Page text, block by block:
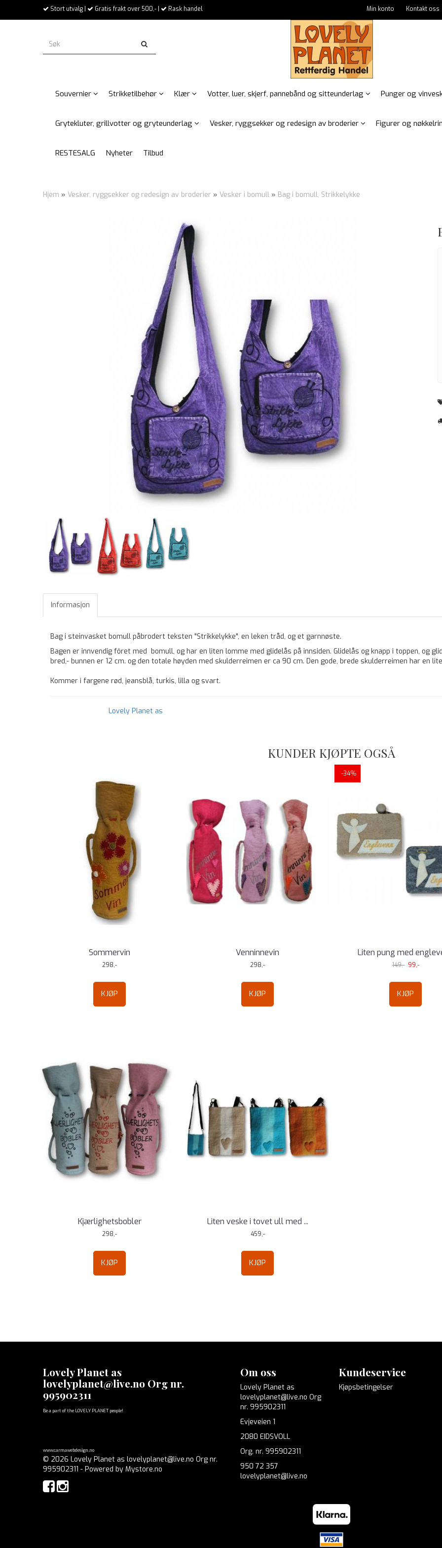
Stort utvalg | Gratis frakt over 500,- | Rask handel Min konto Kontakt oss
Souvernier Strikketilbehør Klær Votter, luer, skjerf, pannebånd og sitteunderlag Punger og
Grytekluter, grillvotter og gryteunderlag Vesker, ryggsekker og redesign av broderier Figurer og
RESTESALG Nyheter Tilbud
Hjem » Vesker, ryggsekker og redesign av broderier » Vesker i bomull » Bag i bomull, Strikkelykke
Informasjon
Bag i steinvasket bomull påbrodert teksten "Strikkelykke", en leken tråd, og et garnnøste.
Bagen er innvendig fôret med bomull, og har en liten lomme med glidelås på innsiden. Glidelås og knapp i toppen, og
bred,- bunnen er 12 cm. og den totale høyden med skulderreimen er ca 90 cm. Den gode, brede skulderreimen har en
Kommer i fargene rød, jeansblå, turkis, lilla og svart.
Lovely Planet as
KUNDER KJØPTE OGSÅ
Sommervin
298,-
KJØP
Venninnevin
298,-
KJØP
-34%
Liten pung med
149,- 99,-
KJØP
Kjærlighetsbobler
298,-
KJØP
Liten veske i tovet ull med ...
459,-
KJØP
Lovely Planet as
lovelyplanet@live.no Org nr.
995902311
Be a part of the LOVELY PLANET people!
www.carmawebdesign.no
© 2026 Lovely Planet as lovelyplanet@live.no Org nr.
995902311 - Powered by Mystore.no
Om oss
Lovely Planet as
lovelyplanet@live.no Org
nr. 995902311
Evjeveien 1
2080 EIDSVOLL
Org. nr. 995902311
950 72 357
lovelyplanet@live.no
Kundeservice
Kjøpsbetingelser